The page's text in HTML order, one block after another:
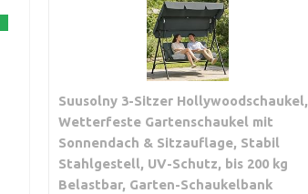
Suusolny 3-Sitzer Hollywoodschaukel,
Wetterfeste Gartenschaukel mit
Sonnendach & Sitzauflage, Stabil
Stahlgestell, UV-Schutz, bis 200 kg
Belastbar, Garten-Schaukelbank